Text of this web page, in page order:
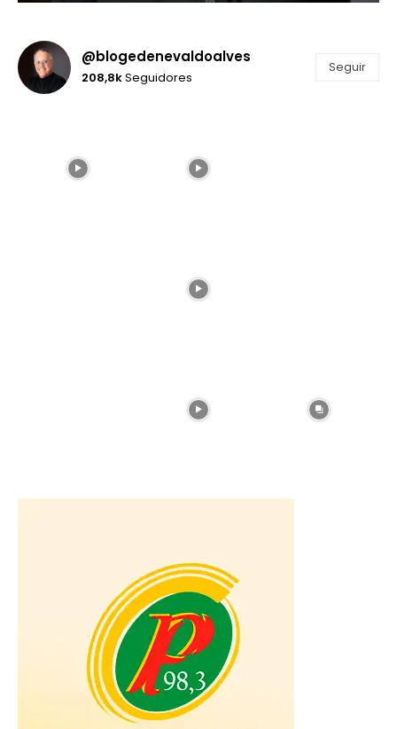
@blogedenevaldoalves
208,8kSeguidores
Seguir